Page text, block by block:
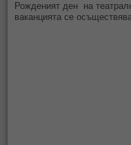
Рожденият ден на
ваканцията се